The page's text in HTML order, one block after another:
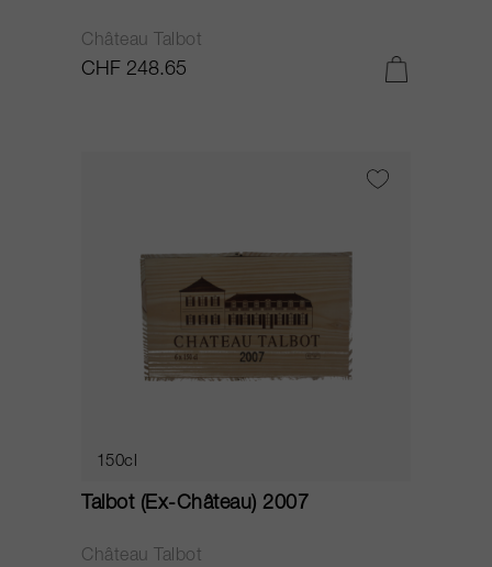
Château Talbot
CHF 248.65
150cl
Talbot (Ex-Château) 2007
Château Talbot